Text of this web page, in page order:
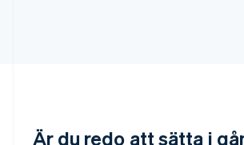
Är du redo att sätta i
Luxemburg